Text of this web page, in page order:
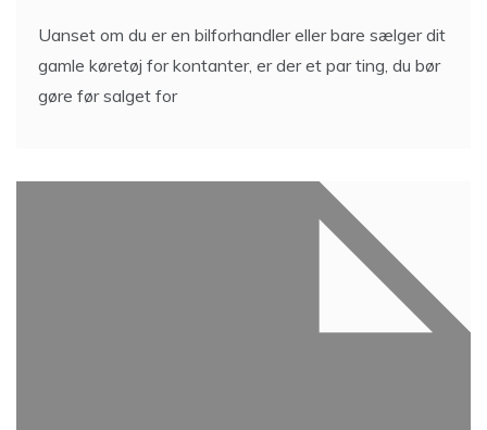
Uanset om du er en bilforhandler eller bare sælger dit
gamle køretøj for kontanter, er der et par ting, du bør
gøre før salget for